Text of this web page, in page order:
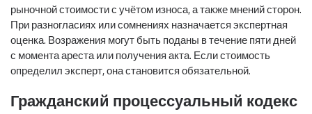
рыночной стоимости с учётом износа, а также мнений сторон.
При разногласиях или сомнениях назначается экспертная
оценка. Возражения могут быть поданы в течение пяти дней
с момента ареста или получения акта. Если стоимость
определил эксперт, она становится обязательной.
Гражданский процессуальный кодекс